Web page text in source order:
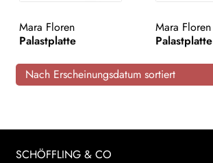
AKTUELLES
WEITERE VERLAGE
Search:
Mara Floren
Palastplatte
Mara Floren
Palastplatte
Nach Erscheinungsdatum sortiert
SCHÖFFLING & CO